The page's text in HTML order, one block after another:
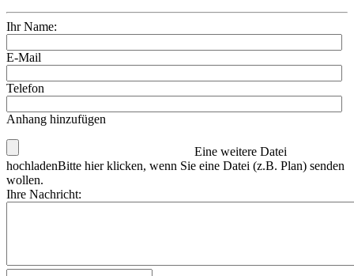
Ihr Name:
E-Mail
Telefon
Anhang hinzufügen
Eine weitere Datei
hochladenBitte hier klicken, wenn Sie eine Datei (z.B. Plan) senden
wollen.
Ihre Nachricht: